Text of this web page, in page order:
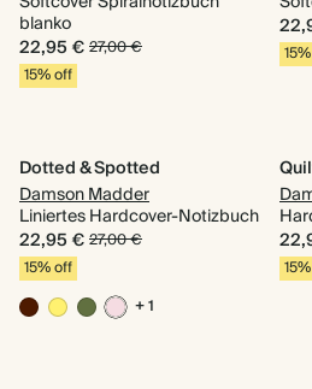
blanko
22,95 €27,00 €
15% off
Dotted & Spotted
Damson Madder
Liniertes Hardcover-Notizbuch
22,95 €27,00 €
15% off
+ 1